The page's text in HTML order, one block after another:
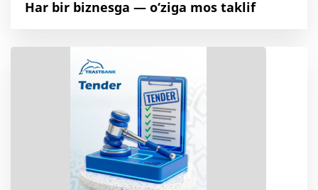
Har bir biznesga — o‘ziga mos taklif